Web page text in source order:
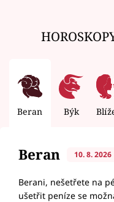
Beran Býk
Beran 10. 8. 2026
Berani, nešetřete na
ušetřit peníze se